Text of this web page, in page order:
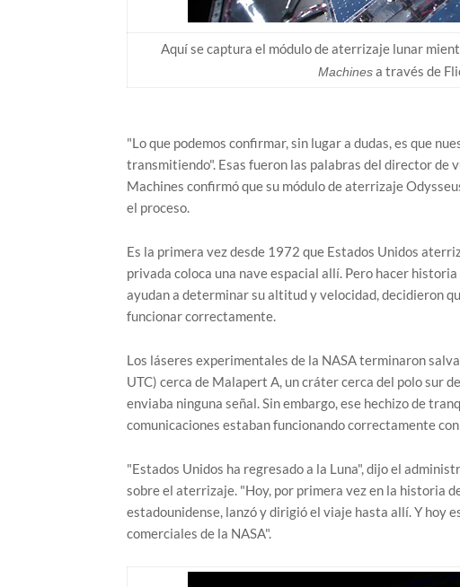
Aquí se captura el módulo de aterrizaje lunar
Machinesa través de
"Lo que podemos confirmar, sin lugar a dudas, es que
transmitiendo". Esas fueron las palabras del director de
Machines confirmó que su módulo de aterrizaje
el proceso.
Es la primera vez desde 1972 que Estados Unidos
privada coloca una nave espacial allí. Pero hacer
ayudan a determinar su altitud y velocidad, decidieron
funcionar correctamente.
Los láseres experimentales de la NASA terminaron
UTC) cerca de Malapert A, un cráter cerca del polo sur
enviaba ninguna señal. Sin embargo, ese hechizo de
comunicaciones estaban funcionando correctamente
"Estados Unidos ha regresado a la Luna", dijo el
sobre el aterrizaje. "Hoy, por primera vez en la historia
estadounidense, lanzó y dirigió el viaje hasta allí. Y hoy
comerciales de la NASA".